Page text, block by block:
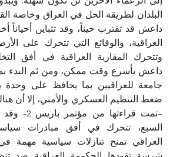
البلدان لطريقة الحل في العراق وخاصة
داعش قد تقترب حيناً، وقد تتباين أحياناً
العراقية، والوقائع التي تتحرك على
وتتحرك المقاربة العراقية في أفق
داعش بأسرع وقت ممكن، ومن ثم البدء
جامعة للعراقيين بما يحافظ على وحدة
ضغط التنظيم العسكري والأمني، إلا أن
–تمت قراءتها
السبع، تتحرك في أفق مبادرات
العراقي تمنح تنازلات سياسية